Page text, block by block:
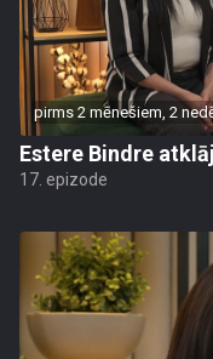
pirms 2 mēnešiem, 2
Estere Bindre
17. epizode